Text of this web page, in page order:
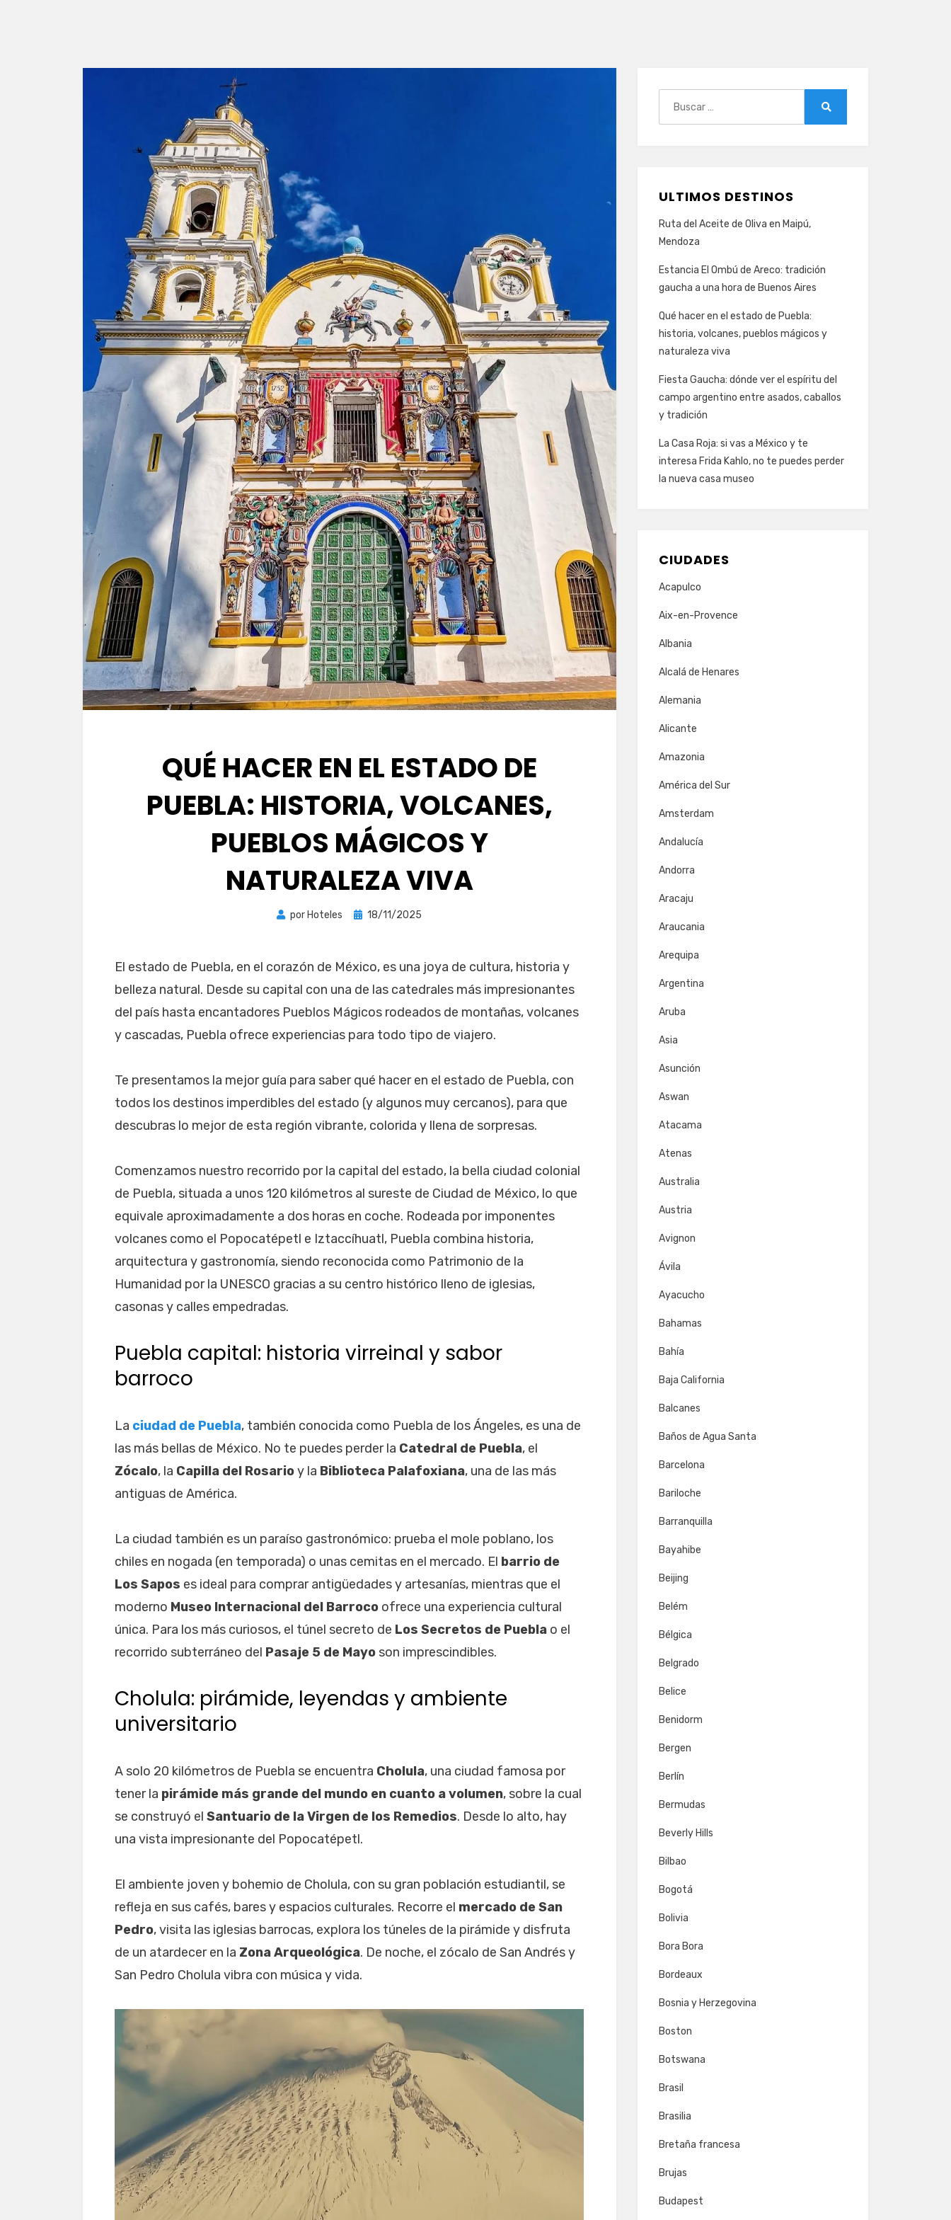
QUÉ HACER EN EL ESTADO DE
PUEBLA: HISTORIA, VOLCANES,
PUEBLOS MÁGICOS Y
NATURALEZA VIVA
por Hoteles
Publicada
18/11/2025
El estado de Puebla, en el corazón de México, es una joya de cultura, historia y
belleza natural. Desde su capital con una de las catedrales más impresionantes
del país hasta encantadores Pueblos Mágicos rodeados de montañas, volcanes
y cascadas, Puebla ofrece experiencias para todo tipo de viajero.
Te presentamos la mejor guía para saber qué hacer en el estado de Puebla, con
todos los destinos imperdibles del estado (y algunos muy cercanos), para que
descubras lo mejor de esta región vibrante, colorida y llena de sorpresas.
Comenzamos nuestro recorrido por la capital del estado, la bella ciudad colonial
de Puebla, situada a unos 120 kilómetros al sureste de Ciudad de México, lo que
equivale aproximadamente a dos horas en coche. Rodeada por imponentes
volcanes como el Popocatépetl e Iztaccíhuatl, Puebla combina historia,
arquitectura y gastronomía, siendo reconocida como Patrimonio de la
Humanidad por la UNESCO gracias a su centro histórico lleno de iglesias,
casonas y calles empedradas.
Puebla capital: historia virreinal y sabor
barroco
La ciudad de Puebla, también conocida como Puebla de los Ángeles, es una de
las más bellas de México. No te puedes perder la Catedral de Puebla, el
Zócalo, la Capilla del Rosarioy la Biblioteca Palafoxiana, una de las más
antiguas de América.
La ciudad también es un paraíso gastronómico: prueba el mole poblano, los
chiles en nogada (en temporada) o unas cemitas en el mercado. El barrio de
Los Sapos es ideal para comprar antigüedades y artesanías, mientras que el
moderno Museo Internacional del Barroco ofrece una experiencia cultural
única. Para los más curiosos, el túnel secreto de Los Secretos de Puebla o el
recorrido subterráneo del Pasaje 5 de Mayo son imprescindibles.
Cholula: pirámide, leyendas y ambiente
universitario
A solo 20 kilómetros de Puebla se encuentra Cholula, una ciudad famosa por
tener la pirámide más grande del mundo en cuanto a volumen, sobre la cual
se construyó el Santuario de la Virgen de los Remedios. Desde lo alto, hay
una vista impresionante del Popocatépetl.
El ambiente joven y bohemio de Cholula, con su gran población estudiantil, se
refleja en sus cafés, bares y espacios culturales. Recorre el mercado de San
Pedro, visita las iglesias barrocas, explora los túneles de la pirámide y disfruta
de un atardecer en la Zona Arqueológica. De noche, el zócalo de San Andrés y
San Pedro Cholula vibra con música y vida.
ULTIMOS DESTINOS
Ruta del Aceite de Oliva en Maipú,
Mendoza
Estancia El Ombú de Areco: tradición
gaucha a una hora de Buenos Aires
Qué hacer en el estado de Puebla:
historia, volcanes, pueblos mágicos y
naturaleza viva
Fiesta Gaucha: dónde ver el espíritu del
campo argentino entre asados, caballos
y tradición
La Casa Roja: si vas a México y te
interesa Frida Kahlo, no te puedes perder
la nueva casa museo
CIUDADES
Acapulco
Aix-en-Provence
Albania
Alcalá de Henares
Alemania
Alicante
Amazonia
América del Sur
Amsterdam
Andalucía
Andorra
Aracaju
Araucania
Arequipa
Argentina
Aruba
Asia
Asunción
Aswan
Atacama
Atenas
Australia
Austria
Avignon
Ávila
Ayacucho
Bahamas
Bahía
Baja California
Balcanes
Baños de Agua Santa
Barcelona
Bariloche
Barranquilla
Bayahibe
Beijing
Belém
Bélgica
Belgrado
Belice
Benidorm
Bergen
Berlín
Bermudas
Beverly Hills
Bilbao
Bogotá
Bolivia
Bora Bora
Bordeaux
Bosnia y Herzegovina
Boston
Botswana
Brasil
Brasilia
Bretaña francesa
Brujas
Budapest